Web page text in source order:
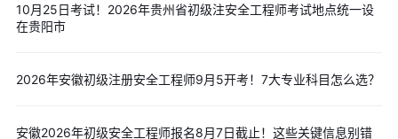
(评价/检测/咨询)、安全培训教学、政府及行业主管部门安全监管等
岗位工作经历;
年限证明(加盖公章)，建议提前准备。
10月25日考试！2026年贵州省初级注安全工程师考试地点统一设
在贵阳市
2026年安徽初级注册安全工程师9月5开考！7大专业科目怎么选？
安徽2026年初级安全工程师报名8月7日截止！这些关键信息别错